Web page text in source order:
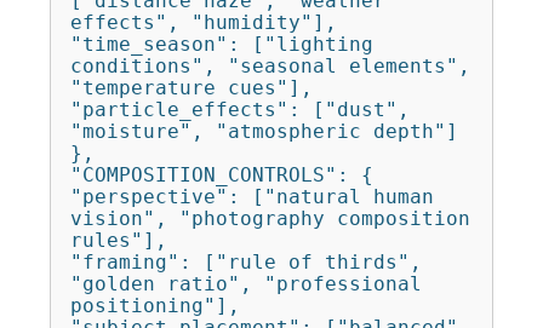
effects", "humidity"],
"time_season": ["lighting
conditions", "seasonal elements",
"temperature cues"],
"particle_effects": ["dust",
"moisture", "atmospheric depth"]
},
"COMPOSITION_CONTROLS": {
"perspective": ["natural human
vision", "photography composition
rules"],
"framing": ["rule of thirds",
"golden ratio", "professional
positioning"],